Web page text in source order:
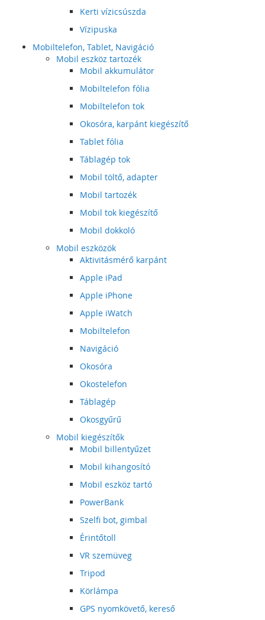
Kerti vízicsúszda
Vízipuska
Mobiltelefon, Tablet, Navigáció
Mobil eszköz tartozék
Mobil akkumulátor
Mobiltelefon fólia
Mobiltelefon tok
Okosóra, karpánt kiegészítő
Tablet fólia
Táblagép tok
Mobil töltő, adapter
Mobil tartozék
Mobil tok kiegészítő
Mobil dokkoló
Mobil eszközök
Aktivitásmérő karpánt
Apple iPad
Apple iPhone
Apple iWatch
Mobiltelefon
Navigáció
Okosóra
Okostelefon
Táblagép
Okosgyűrű
Mobil kiegészítők
Mobil billentyűzet
Mobil kihangosító
Mobil eszköz tartó
PowerBank
Szelfi bot, gimbal
Érintőtoll
VR szemüveg
Tripod
Körlámpa
GPS nyomkövető, kereső